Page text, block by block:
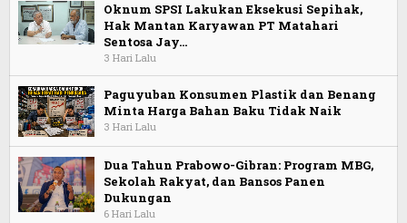
Oknum SPSI Lakukan Eksekusi Sepihak,
Hak Mantan Karyawan PT Matahari
Sentosa Jay…
3 Hari Lalu
Paguyuban Konsumen Plastik dan Benang
Minta Harga Bahan Baku Tidak Naik
3 Hari Lalu
Dua Tahun Prabowo-Gibran: Program MBG,
Sekolah Rakyat, dan Bansos Panen
Dukungan
6 Hari Lalu